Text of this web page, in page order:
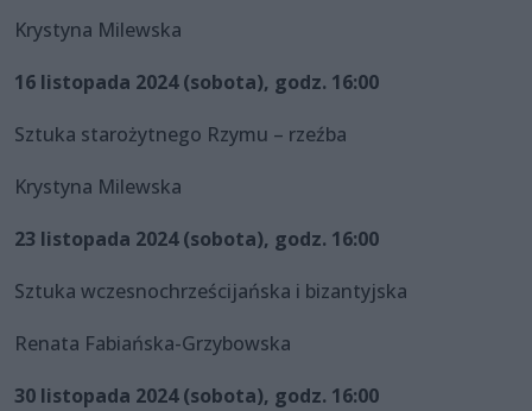
Krystyna Milewska
16 listopada 2024 (sobota), godz. 16:00
Sztuka starożytnego Rzymu – rzeźba
Krystyna Milewska
23 listopada 2024 (sobota), godz. 16:00
Sztuka wczesnochrześcijańska i bizantyjska
Renata Fabiańska-Grzybowska
30 listopada 2024 (sobota), godz. 16:00